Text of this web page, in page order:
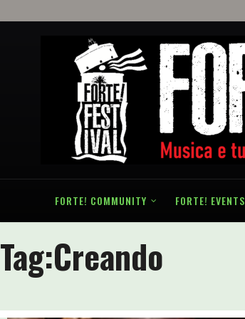
FORTE! COMMUNITY FORTE! EVENTS
Tag:Creando